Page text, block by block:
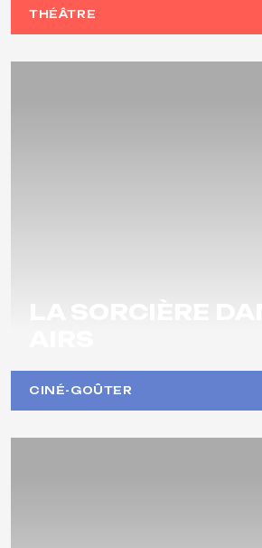
THÉÂTRE
CINÉ-GOÛTER